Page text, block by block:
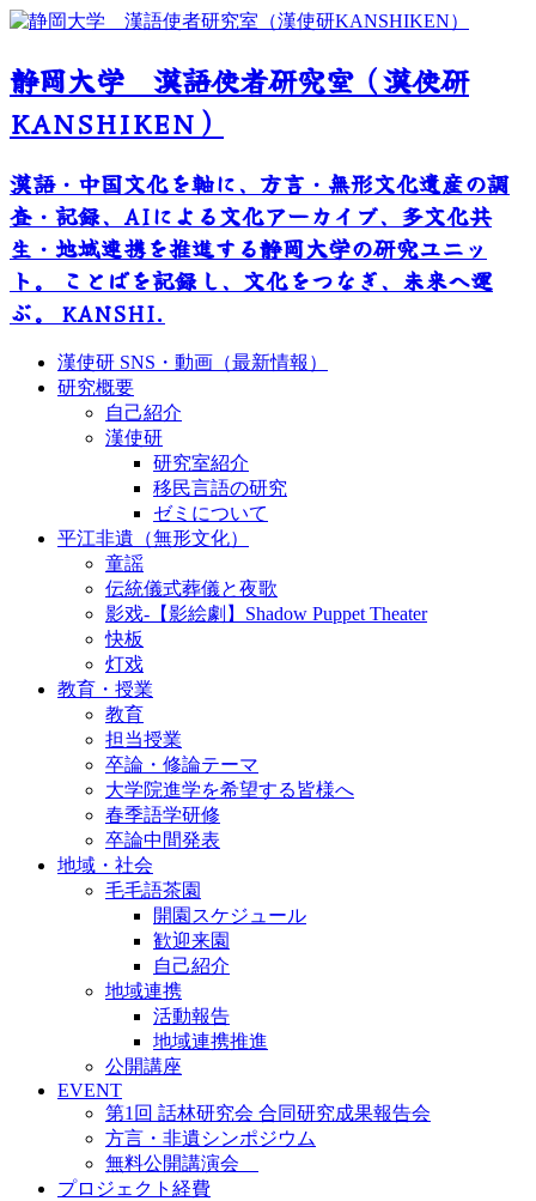
静岡大学 漢語使者研究室（漢使研
KANSHIKEN）
漢語・中国文化を軸に、方言・無形文化遺産の調
査・記録、AIによる文化アーカイブ、多文化共
生・地域連携を推進する静岡大学の研究ユニッ
ト。 ことばを記録し、文化をつなぎ、未来へ運
ぶ。 KANSHI.
漢使研 SNS・動画（最新情報）
研究概要
自己紹介
漢使研
研究室紹介
移民言語の研究
ゼミについて
平江非遺（無形文化）
童謡
伝統儀式葬儀と夜歌
影戏-【影絵劇】Shadow Puppet Theater
快板
灯戏
教育・授業
教育
担当授業
卒論・修論テーマ
大学院進学を希望する皆様へ
春季語学研修
卒論中間発表
地域・社会
毛毛語茶園
開園スケジュール
歓迎来園
自己紹介
地域連携
活動報告
地域連携推進
公開講座
EVENT
第1回 話林研究会 合同研究成果報告会
方言・非遺シンポジウム
無料公開講演会
プロジェクト経費